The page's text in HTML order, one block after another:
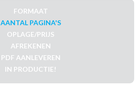
FORMAAT
AANTAL PAGINA'S
OPLAGE/PRIJS
AFREKENEN
PDF AANLEVEREN
IN PRODUCTIE!